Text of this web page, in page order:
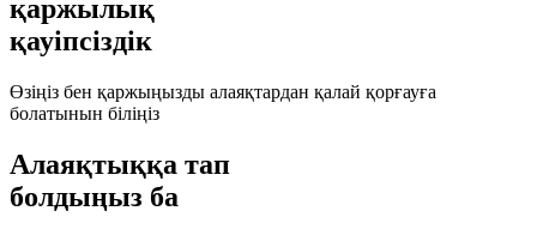
қаржылық
қауіпсіздік
Өзіңіз бен қаржыңызды алаяқтардан қалай қорғауға
болатынын біліңіз
Алаяқтыққа тап
болдыңыз ба